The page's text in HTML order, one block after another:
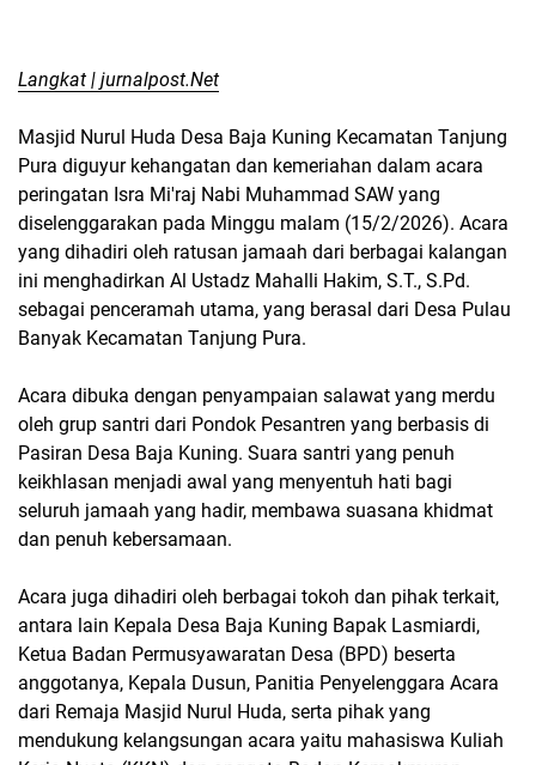
Langkat | jurnalpost.Net
Masjid Nurul Huda Desa Baja Kuning Kecamatan Tanjung
Pura diguyur kehangatan dan kemeriahan dalam acara
peringatan Isra Mi'raj Nabi Muhammad SAW yang
diselenggarakan pada Minggu malam (15/2/2026). Acara
yang dihadiri oleh ratusan jamaah dari berbagai kalangan
ini menghadirkan Al Ustadz Mahalli Hakim, S.T., S.Pd.
sebagai penceramah utama, yang berasal dari Desa Pulau
Banyak Kecamatan Tanjung Pura.
Acara dibuka dengan penyampaian salawat yang merdu
oleh grup santri dari Pondok Pesantren yang berbasis di
Pasiran Desa Baja Kuning. Suara santri yang penuh
keikhlasan menjadi awal yang menyentuh hati bagi
seluruh jamaah yang hadir, membawa suasana khidmat
dan penuh kebersamaan.
Acara juga dihadiri oleh berbagai tokoh dan pihak terkait,
antara lain Kepala Desa Baja Kuning Bapak Lasmiardi,
Ketua Badan Permusyawaratan Desa (BPD) beserta
anggotanya, Kepala Dusun, Panitia Penyelenggara Acara
dari Remaja Masjid Nurul Huda, serta pihak yang
mendukung kelangsungan acara yaitu mahasiswa Kuliah